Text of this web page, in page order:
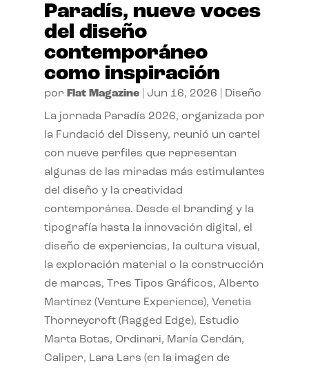
Paradís, nueve voces
del diseño
contemporáneo
como inspiración
por Flat Magazine| Jun 16, 2026 Diseño
La jornada Paradís 2026, organizada por
la Fundació del Disseny, reunió un cartel
con nueve perfiles que representan
algunas de las miradas más estimulantes
del diseño y la creatividad
contemporánea. Desde el branding y la
tipografía hasta la innovación digital, el
diseño de experiencias, la cultura visual,
la exploración material o la construcción
de marcas, Tres Tipos Gráficos, Alberto
Martínez (Venture Experience), Venetia
Thorneycroft (Ragged Edge), Estudio
Marta Botas, Ordinari, María Cerdán,
Caliper, Lara Lars (en la imagen de